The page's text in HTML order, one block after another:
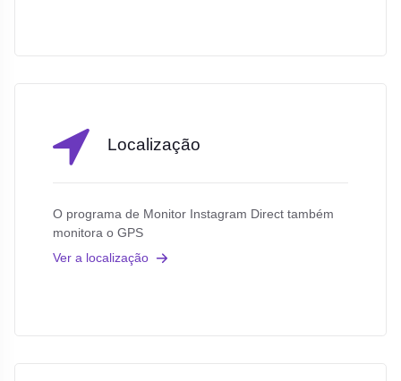
Localização
O programa de Monitor Instagram Direct também
monitora o GPS
Ver a localização